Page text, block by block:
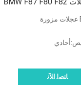
F83 F90 G87 G80 G81
ﺎﺘﺼﻟ ﺍﻶﻧ